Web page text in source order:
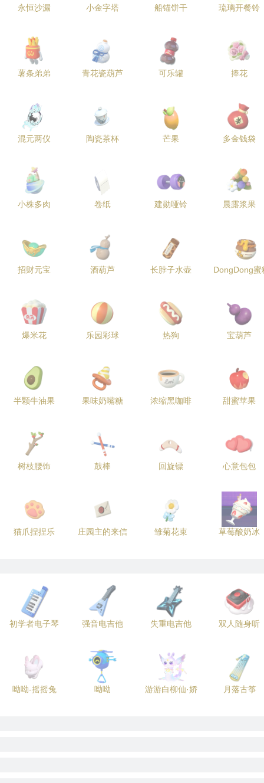
永恒沙漏 小金字塔 船锚饼干 琉璃开餐铃
薯条弟弟 青花瓷葫芦 可乐罐 捧花
混元两仪 陶瓷茶杯 芒果 多金钱袋
小株多肉 卷纸 建勋哑铃 晨露浆果
招财元宝 酒葫芦 长脖子水壶 DongDong蜜
爆米花 乐园彩球 热狗 宝葫芦
半颗牛油果 果味奶嘴糖 浓缩黑咖啡 甜蜜苹果
树枝腰饰 鼓棒 回旋镖 心意包包
猫爪捏捏乐 庄园主的来信 雏菊花束 草莓酸奶冰
初学者电子琴 强音电吉他 失重电吉他 双人随身听
呦呦-摇摇兔 呦呦 游游白柳仙·娇 月落古筝